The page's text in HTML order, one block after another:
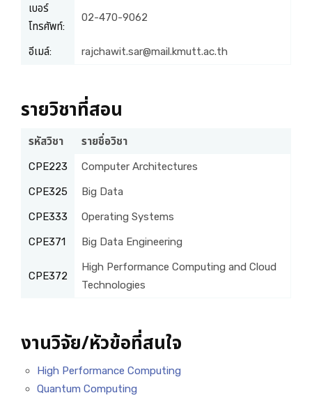
เบอร์
โทรศัพท์:
02-470-9062
อีเมล์: rajchawit.sar@mail.kmutt.ac.th
รายวิชาที่สอน
รหัสวิชา
รายชื่อวิชา
CPE223
Computer Architectures
CPE325
Big Data
CPE333
Operating Systems
CPE371
Big Data Engineering
CPE372
High Performance Computing and Cloud
Technologies
งานวิจัย/หัวข้อที่สนใจ
High Performance Computing
Quantum Computing